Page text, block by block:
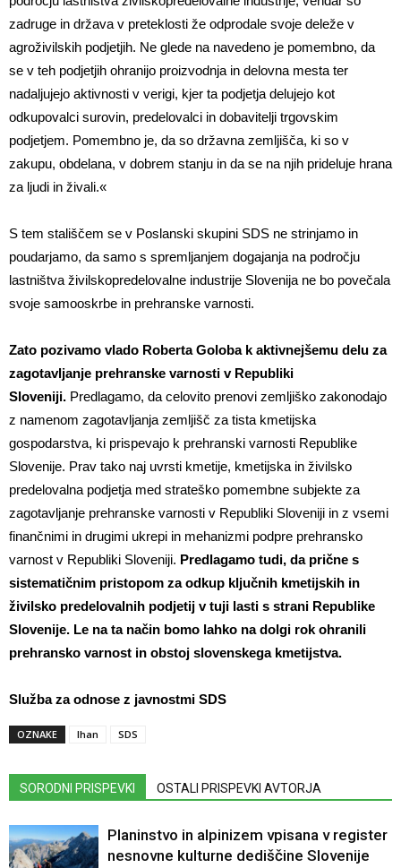
zadruge in država v preteklosti že odprodale svoje deleže v
agroživilskih podjetjih. Ne glede na navedeno je pomembno, da
se v teh podjetjih ohranijo proizvodnja in delovna mesta ter
nadaljujejo aktivnosti v verigi, kjer ta podjetja delujejo kot
odkupovalci surovin, predelovalci in dobavitelji trgovskim
podjetjem. Pomembno je, da so državna zemljišča, ki so v
zakupu, obdelana, v dobrem stanju in da se na njih prideluje hrana
za ljudi in živali.«
S tem stališčem se v Poslanski skupini SDS ne strinjamo in
poudarjamo, da samo s spremljanjem dogajanja na področju
lastništva živilskopredelovalne industrije Slovenija ne bo povečala
svoje samooskrbe in prehranske varnosti.
Zato pozivamo vlado Roberta Goloba k aktivnejšemu delu za
zagotavljanje prehranske varnosti v Republiki
Sloveniji. Predlagamo, da celovito prenovi zemljiško zakonodajo
z namenom zagotavljanja zemljišč za tista kmetijska
gospodarstva, ki prispevajo k prehranski varnosti Republike
Slovenije. Prav tako naj uvrsti kmetije, kmetijska in živilsko
predelovalna podjetja med strateško pomembne subjekte za
zagotavljanje prehranske varnosti v Republiki Sloveniji in z vsemi
finančnimi in drugimi ukrepi in mehanizmi podpre prehransko
varnost v Republiki Sloveniji. Predlagamo tudi, da prične s
sistematičnim pristopom za odkup ključnih kmetijskih in
živilsko predelovalnih podjetij v tuji lasti s strani Republike
Slovenije. Le na ta način bomo lahko na dolgi rok ohranili
prehransko varnost in obstoj slovenskega kmetijstva.
Služba za odnose z javnostmi SDS
OZNAKE Ihan SDS
SORODNI PRISPEVKI OSTALI PRISPEVKI AVTORJA
Planinstvo in alpinizem vpisana v register
nesnovne kulturne dediščine Slovenije